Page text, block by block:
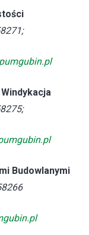
Budowlanymi